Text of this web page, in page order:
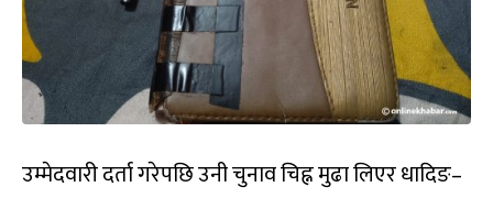
उम्मेदवारी दर्ता गरेपछि उनी चुनाव चिह्न मुढा लिएर धादिङ–